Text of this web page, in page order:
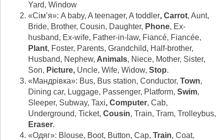
Yard, Window
«Сім’я»: A baby, A teenager, A toddler, Carrot, Aunt,
Bride, Brother, Cousin, Daughter, Phone, Ex-
husband, Ex-wife, Father-in-law, Fiancé, Fiancée,
Plant, Foster, Parents, Grandchild, Half-brother,
Husband, Nephew, Animals, Niece, Mother, Sister,
Son, Picture, Uncle, Wife, Widow, Stop.
«Мандрівка»: Bus, Bus station, Conductor, Town,
Dining car, Luggage, Passenger, Platform, Swim,
Sleeper, Subway, Taxi, Computer, Cab,
Underground, Ticket, Cousin, Train, Tram, Trolleybus,
Eraser.
«Одяг»: Blouse, Boot, Button, Cap, Train, Coat,